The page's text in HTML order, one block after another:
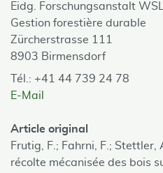
Eidg. Forschungsanstalt WSL
Gestion forestière durable
Zürcherstrasse 111
8903 Birmensdorf
Tél.: +41 44 739 24 78
E-Mail
Article original
Frutig, F.; Fahrni, F.; Stettler,
récolte mécanisée des bois